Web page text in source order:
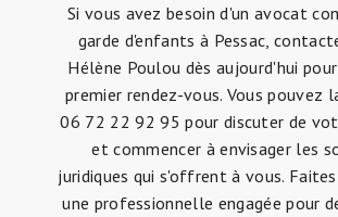
Si vous avez besoin d'un avocat
garde d'enfants à Pessac,
Hélène Poulou dès aujourd'hui
premier rendez-vous. Vous pouvez
06 72 22 92 95 pour discuter de
et commencer à envisager les
juridiques qui s'offrent à vous.
une professionnelle engagée pour